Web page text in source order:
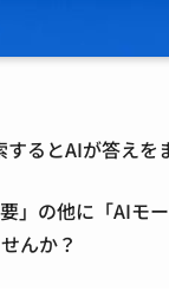
るとAIが答えを
」の他に「AIモ
んか？